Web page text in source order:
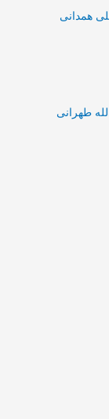
همدانی
طهرانی